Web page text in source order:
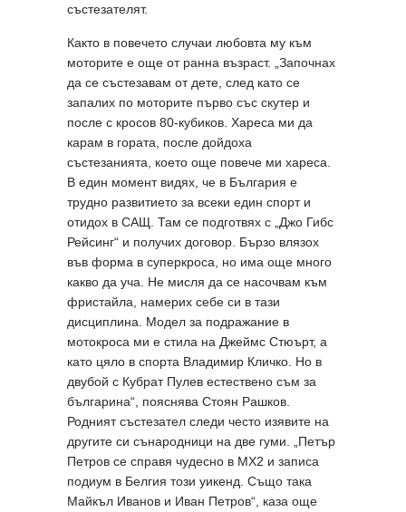
състезателят.
Както в повечето случаи любовта му към
моторите е още от ранна възраст. „Започнах
да се състезавам от дете, след като се
запалих по моторите първо със скутер и
после с кросов 80-кубиков. Хареса ми да
карам в гората, после дойдоха
състезанията, което още повече ми хареса.
В един момент видях, че в България е
трудно развитието за всеки един спорт и
отидох в САЩ. Там се подготвях с „Джо Гибс
Рейсинг“ и получих договор. Бързо влязох
във форма в суперкроса, но има още много
какво да уча. Не мисля да се насочвам към
фристайла, намерих себе си в тази
дисциплина. Модел за подражание в
мотокроса ми е стила на Джеймс Стюърт, а
като цяло в спорта Владимир Кличко. Но в
двубой с Кубрат Пулев естествено съм за
българина“, пояснява Стоян Рашков.
Родният състезател следи често изявите на
другите си сънародници на две гуми. „Петър
Петров се справя чудесно в MX2 и записа
подиум в Белгия този уикенд. Също така
Майкъл Иванов и Иван Петров“, каза още